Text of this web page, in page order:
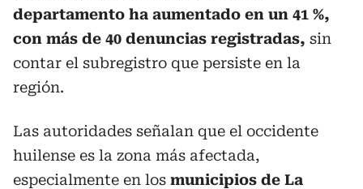
departamento ha aumentado en un 41 %,
con más de 40 denuncias registradas, sin
contar el subregistro que persiste en la
región.
Las autoridades señalan que el occidente
huilense es la zona más afectada,
especialmente en los municipios de La